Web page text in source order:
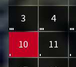
3
4
10
11